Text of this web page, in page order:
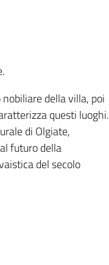
della villa, poi
questi luoghi.
di Olgiate,
futuro della
del secolo